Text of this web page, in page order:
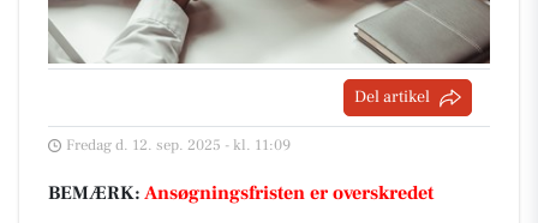
Del artikel
Fredag d. 12. sep. 2025 - kl. 11:09
BEMÆRK: Ansøgningsfristen er overskredet